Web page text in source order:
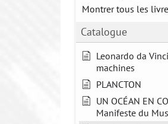
Montrer tous les
Catalogue
Leonardo da
machines
PLANCTON
UN OCÉAN EN
Manifeste du